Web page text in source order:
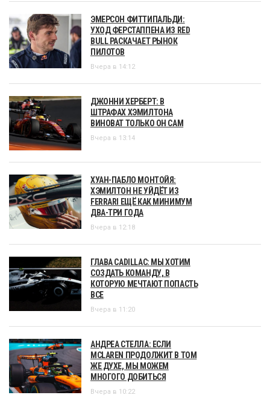
ЭМЕРСОН ФИТТИПАЛЬДИ:
УХОД ФЕРСТАППЕНА ИЗ RED
BULL РАСКАЧАЕТ РЫНОК
ПИЛОТОВ
Вчера в 14:12
ДЖОННИ ХЕРБЕРТ: В
ШТРАФАХ ХЭМИЛТОНА
ВИНОВАТ ТОЛЬКО ОН САМ
Вчера в 13:14
ХУАН-ПАБЛО МОНТОЙЯ:
ХЭМИЛТОН НЕ УЙДЁТ ИЗ
FERRARI ЕЩЁ КАК МИНИМУМ
ДВА-ТРИ ГОДА
Вчера в 12:18
ГЛАВА CADILLAC: МЫ ХОТИМ
СОЗДАТЬ КОМАНДУ, В
КОТОРУЮ МЕЧТАЮТ ПОПАСТЬ
ВСЕ
Вчера в 11:20
АНДРЕА СТЕЛЛА: ЕСЛИ
MCLAREN ПРОДОЛЖИТ В ТОМ
ЖЕ ДУХЕ, МЫ МОЖЕМ
МНОГОГО ДОБИТЬСЯ
Вчера в 10:22